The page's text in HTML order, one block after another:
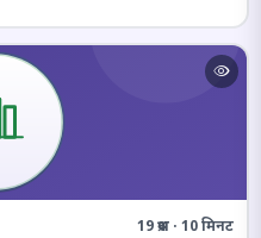
19 प्रश्न · 10 मिनट